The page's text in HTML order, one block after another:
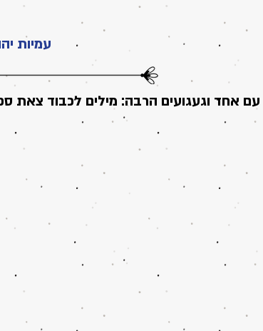
עמיות
עם אחד וגעגועים הרבה: מילים לכבוד צאת